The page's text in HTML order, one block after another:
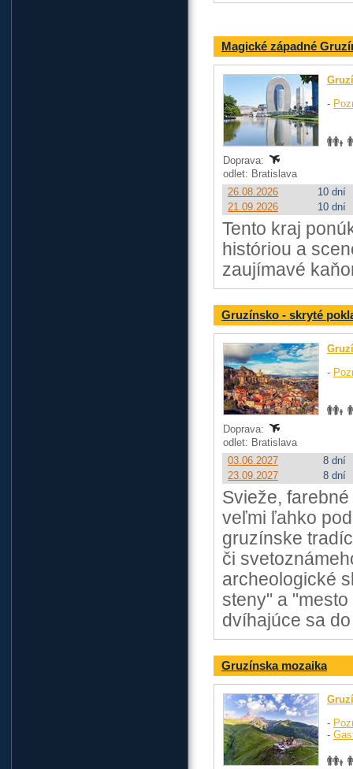
Magické západné
-
Doprava:
odlet: Bratislava
26.08.2026
10 dní
21.09.2026
10 dní
Tento kraj
históriou a
zaujímavé
Gruzínsko - skryté
-
Doprava:
odlet: Bratislava
03.06.2027
8 dní
23.09.2027
8 dní
Svieže,
veľmi ľahko
gruzínske
či
archeologické
steny" a
dvíhajúce sa
Gruzínska mozaika
-
-